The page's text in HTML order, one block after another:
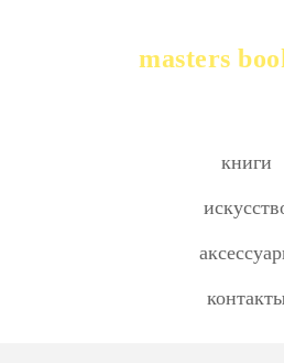
masters
книги